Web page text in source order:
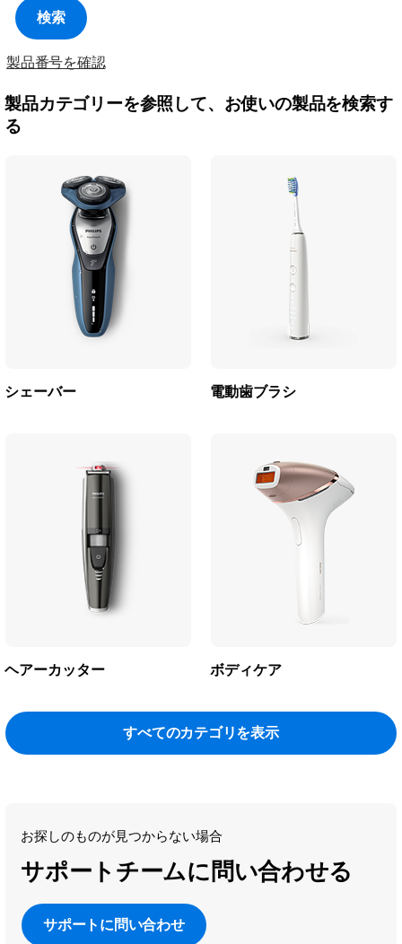
検索
製品番号を確認
製品カテゴリーを参照して、お使いの製品を検索す
る
シェーバー 電動歯ブラシ
ヘアーカッター ボディケア
すべてのカテゴリを表示
お探しのものが見つからない場合
サポートチームに問い合わせる
サポートに問い合わせ